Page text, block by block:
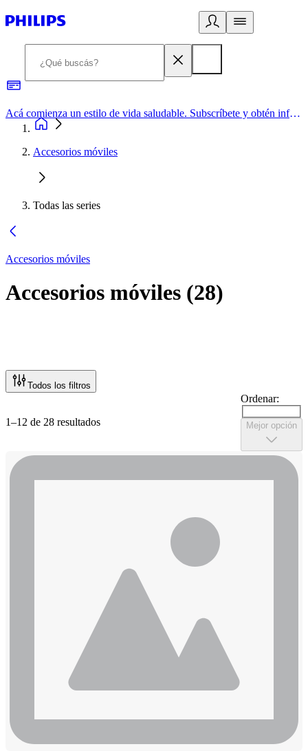
Acá comienza un estilo de vida saludable. Subscríbete y obtén información de primera mano
Accesorios móviles
Todas las series
Accesorios móviles
Accesorios móviles (28)
Todos los filtros
1–12 de 28 resultados
Ordenar:
Mejor opción